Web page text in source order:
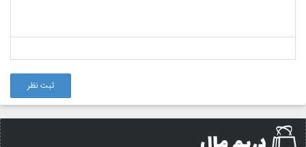
ثبت نظر